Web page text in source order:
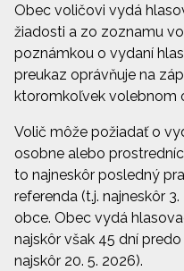
Obec voličovi vydá
žiadosti a zo zoznamu
poznámkou o vydaní
preukaz oprávňuje na
ktoromkoľvek volebnom
Volič môže požiadať o
osobne alebo
to najneskôr posledný
referenda (t.j. najneskôr
obce. Obec vydá
najskôr však 45 dní
najskôr 20. 5. 2026).